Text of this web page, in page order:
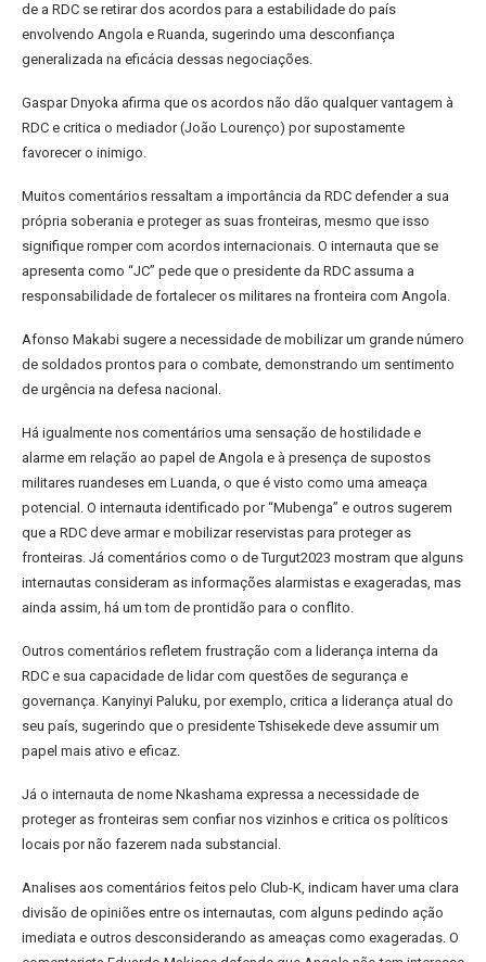
de a RDC se retirar dos acordos para a estabilidade do país
envolvendo Angola e Ruanda, sugerindo uma desconfiança
generalizada na eficácia dessas negociações.
Gaspar Dnyoka afirma que os acordos não dão qualquer vantagem à
RDC e critica o mediador (João Lourenço) por supostamente
favorecer o inimigo.
Muitos comentários ressaltam a importância da RDC defender a sua
própria soberania e proteger as suas fronteiras, mesmo que isso
signifique romper com acordos internacionais. O internauta que se
apresenta como “JC” pede que o presidente da RDC assuma a
responsabilidade de fortalecer os militares na fronteira com Angola.
Afonso Makabi sugere a necessidade de mobilizar um grande número
de soldados prontos para o combate, demonstrando um sentimento
de urgência na defesa nacional.
Há igualmente nos comentários uma sensação de hostilidade e
alarme em relação ao papel de Angola e à presença de supostos
militares ruandeses em Luanda, o que é visto como uma ameaça
potencial. O internauta identificado por “Mubenga” e outros sugerem
que a RDC deve armar e mobilizar reservistas para proteger as
fronteiras. Já comentários como o de Turgut2023 mostram que alguns
internautas consideram as informações alarmistas e exageradas, mas
ainda assim, há um tom de prontidão para o conflito.
Outros comentários refletem frustração com a liderança interna da
RDC e sua capacidade de lidar com questões de segurança e
governança. Kanyinyi Paluku, por exemplo, critica a liderança atual do
seu país, sugerindo que o presidente Tshisekede deve assumir um
papel mais ativo e eficaz.
Já o internauta de nome Nkashama expressa a necessidade de
proteger as fronteiras sem confiar nos vizinhos e critica os políticos
locais por não fazerem nada substancial.
Analises aos comentários feitos pelo Club-K, indicam haver uma clara
divisão de opiniões entre os internautas, com alguns pedindo ação
imediata e outros desconsiderando as ameaças como exageradas. O